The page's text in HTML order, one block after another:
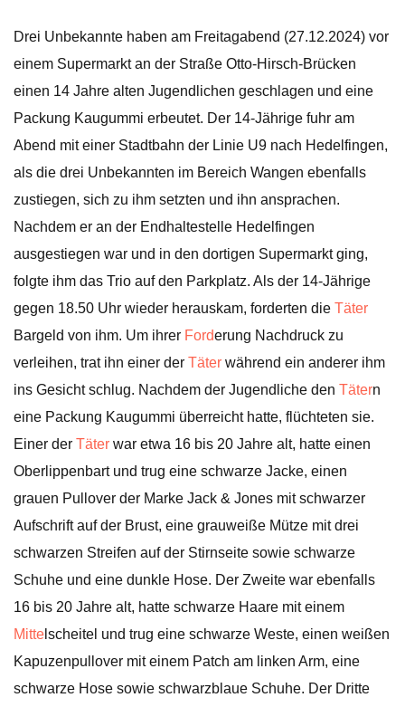
Drei Unbekannte haben am Freitagabend (27.12.2024) vor
einem Supermarkt an der Straße Otto-Hirsch-Brücken
einen 14 Jahre alten Jugendlichen geschlagen und eine
Packung Kaugummi erbeutet. Der 14-Jährige fuhr am
Abend mit einer Stadtbahn der Linie U9 nach Hedelfingen,
als die drei Unbekannten im Bereich Wangen ebenfalls
zustiegen, sich zu ihm setzten und ihn ansprachen.
Nachdem er an der Endhaltestelle Hedelfingen
ausgestiegen war und in den dortigen Supermarkt ging,
folgte ihm das Trio auf den Parkplatz. Als der 14-Jährige
gegen 18.50 Uhr wieder herauskam, forderten die Täter
Bargeld von ihm. Um ihrer Forderung Nachdruck zu
verleihen, trat ihn einer der Täter während ein anderer ihm
ins Gesicht schlug. Nachdem der Jugendliche den Tätern
eine Packung Kaugummi überreicht hatte, flüchteten sie.
Einer der Täter war etwa 16 bis 20 Jahre alt, hatte einen
Oberlippenbart und trug eine schwarze Jacke, einen
grauen Pullover der Marke Jack & Jones mit schwarzer
Aufschrift auf der Brust, eine grauweiße Mütze mit drei
schwarzen Streifen auf der Stirnseite sowie schwarze
Schuhe und eine dunkle Hose. Der Zweite war ebenfalls
16 bis 20 Jahre alt, hatte schwarze Haare mit einem
Mitte lscheitel und trug eine schwarze Weste, einen weißen
Kapuzenpullover mit einem Patch am linken Arm, eine
schwarze Hose sowie schwarzblaue Schuhe. Der Dritte